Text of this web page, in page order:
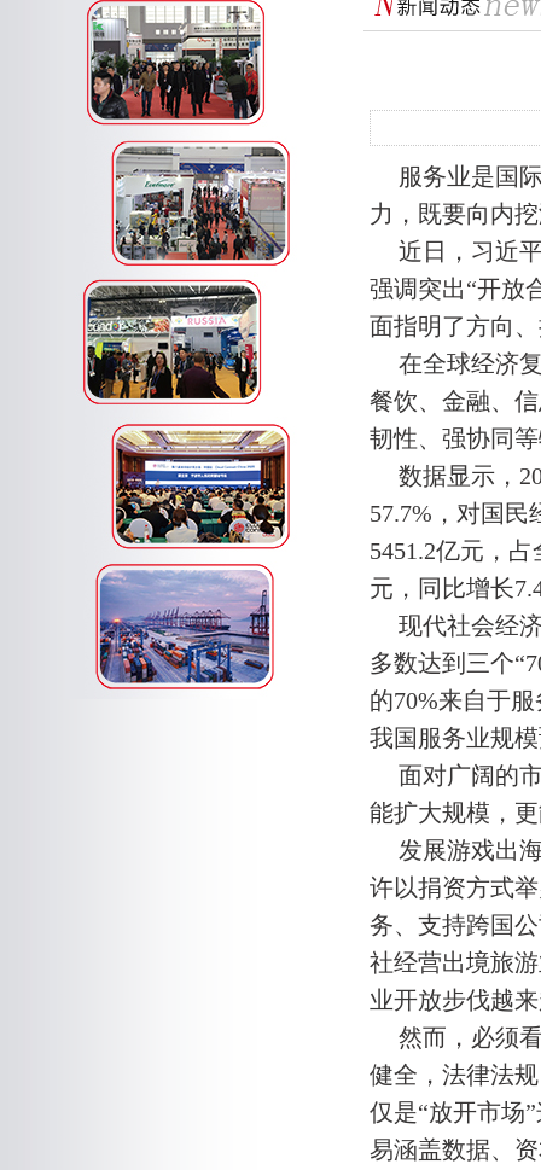
服务业是国
力，既要向内
近日，习近
强调突出“开放
面指明了方向
在全球经济
餐饮、金融、
韧性、强协同
数据显示，
57.7%，对国
5451.2亿元，
元，同比增长
现代社会经
多数达到三个
的70%来自于
我国服务业规
面对广阔的
能扩大规模，
发展游戏出
许以捐资方式
务、支持跨国
社经营出境旅
业开放步伐越
然而，必须
健全，法律法
仅是“放开市场
易涵盖数据、